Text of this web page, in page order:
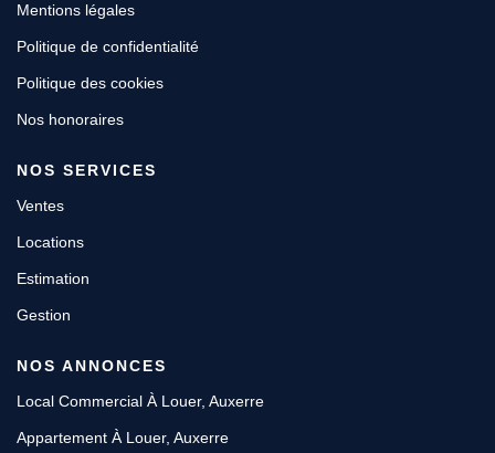
Mentions légales
Politique de confidentialité
Politique des cookies
Nos honoraires
NOS SERVICES
Ventes
Locations
Estimation
Gestion
NOS ANNONCES
Local Commercial À Louer, Auxerre
Appartement À Louer, Auxerre